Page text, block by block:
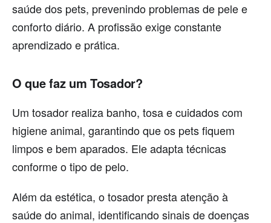
saúde dos pets, prevenindo problemas de pele e
conforto diário. A profissão exige constante
aprendizado e prática.
O que faz um Tosador?
Um tosador realiza banho, tosa e cuidados com
higiene animal, garantindo que os pets fiquem
limpos e bem aparados. Ele adapta técnicas
conforme o tipo de pelo.
Além da estética, o tosador presta atenção à
saúde do animal, identificando sinais de doenças